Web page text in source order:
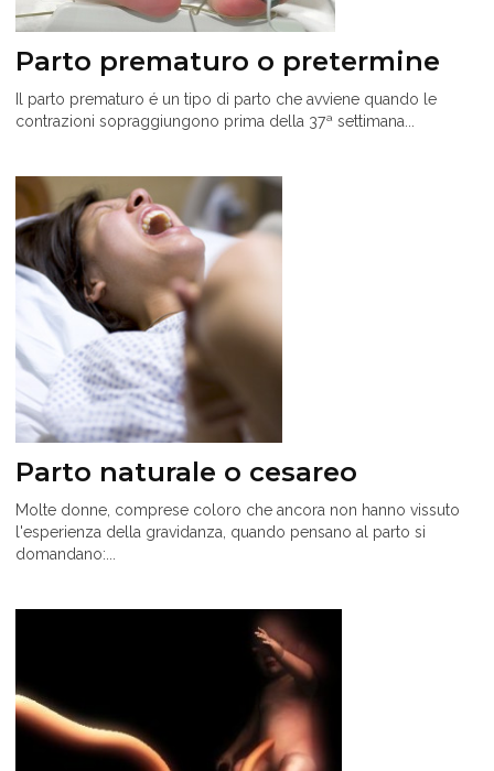
Parto prematuro o pretermine
Il parto prematuro é un tipo di parto che avviene quando le
contrazioni sopraggiungono prima della 37ª settimana...
Parto naturale o cesareo
Molte donne, comprese coloro che ancora non hanno vissuto
l'esperienza della gravidanza, quando pensano al parto si
domandano:...